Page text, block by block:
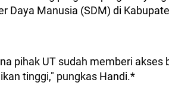
Daya Manusia (SDM) di
pihak UT sudah memberi akses
tinggi," pungkas Handi.*